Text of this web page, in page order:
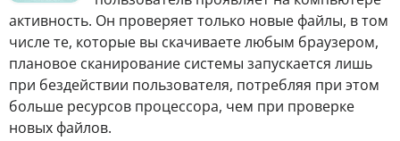
активность. Он проверяет только новые файлы, в том
числе те, которые вы скачиваете любым браузером,
плановое сканирование системы запускается лишь
при бездействии пользователя, потребляя при этом
больше ресурсов процессора, чем при проверке
новых файлов.